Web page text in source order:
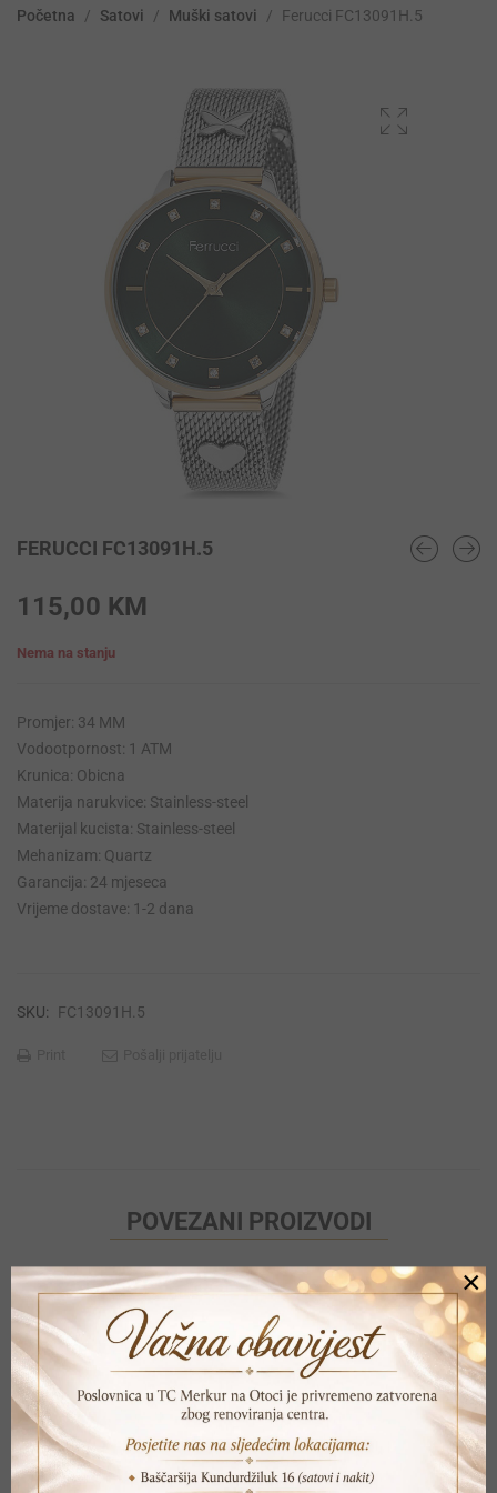
Početna / Satovi / Muški satovi / Ferucci FC13091H.5
FERUCCI FC13091H.5
115,00 KM
Nema na stanju
Promjer: 34 MM
Vodootpornost: 1 ATM
Krunica: Obicna
Materija narukvice: Stainless-steel
Materijal kucista: Stainless-steel
Mehanizam: Quartz
Garancija: 24 mjeseca
Vrijeme dostave: 1-2 dana
SKU: FC13091H.5
POVEZANI PROIZVODI
×